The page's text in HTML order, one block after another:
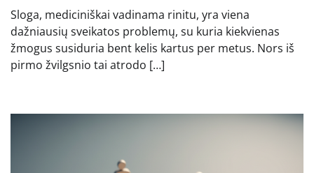
Sloga, mediciniškai vadinama rinitu, yra viena
dažniausių sveikatos problemų, su kuria kiekvienas
žmogus susiduria bent kelis kartus per metus. Nors iš
pirmo žvilgsnio tai atrodo […]